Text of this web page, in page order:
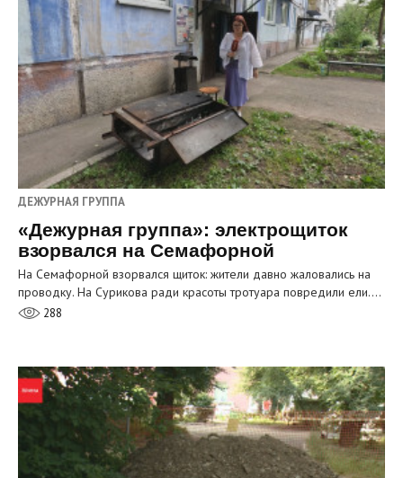
ДЕЖУРНАЯ ГРУППА
«Дежурная группа»: электрощиток
взорвался на Семафорной
На Семафорной взорвался щиток: жители давно жаловались на
проводку. На Сурикова ради красоты тротуара повредили ели.…
288